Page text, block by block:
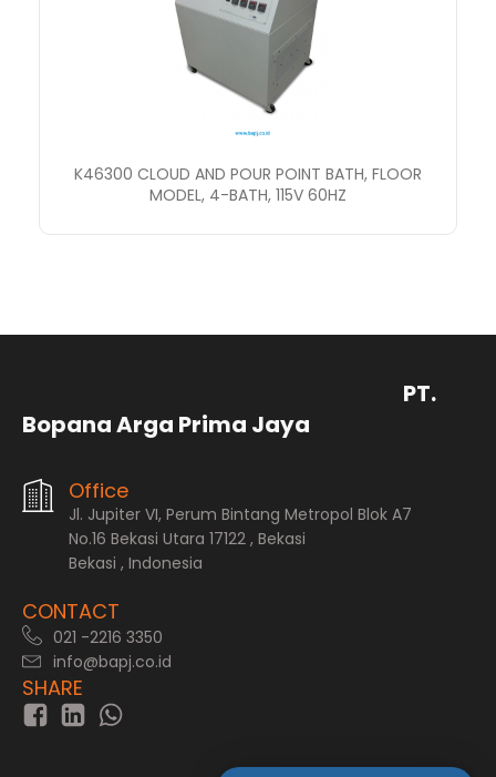
K46300 CLOUD AND POUR POINT BATH, FLOOR
MODEL, 4-BATH, 115V 60HZ
PT.
Bopana Arga Prima Jaya
Office
Jl. Jupiter VI, Perum Bintang Metropol Blok A7
No.16 Bekasi Utara 17122 , Bekasi
Bekasi , Indonesia
CONTACT
021 -2216 3350
info@bapj.co.id
SHARE